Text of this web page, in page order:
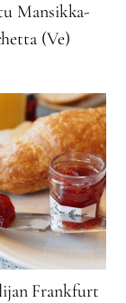
Mansikka-
(Ve)
Frankfurt